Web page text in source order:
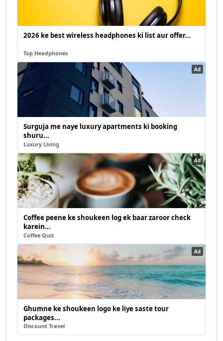
2026 ke best wireless headphones ki list aur offer...
Top Headphones
Ad
Surguja me naye luxury apartments ki booking
shuru...
Luxury Living
Ad
Coffee peene ke shoukeen log ek baar zaroor check
karein...
Coffee Quiz
Ad
Ghumne ke shoukeen logo ke liye saste tour
packages...
Discount Travel